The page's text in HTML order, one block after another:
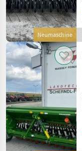
Neumaschine